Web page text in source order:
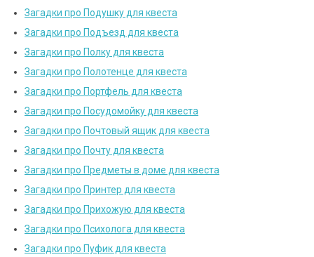
Загадки про Подушку для квеста
Загадки про Подъезд для квеста
Загадки про Полку для квеста
Загадки про Полотенце для квеста
Загадки про Портфель для квеста
Загадки про Посудомойку для квеста
Загадки про Почтовый ящик для квеста
Загадки про Почту для квеста
Загадки про Предметы в доме для квеста
Загадки про Принтер для квеста
Загадки про Прихожую для квеста
Загадки про Психолога для квеста
Загадки про Пуфик для квеста